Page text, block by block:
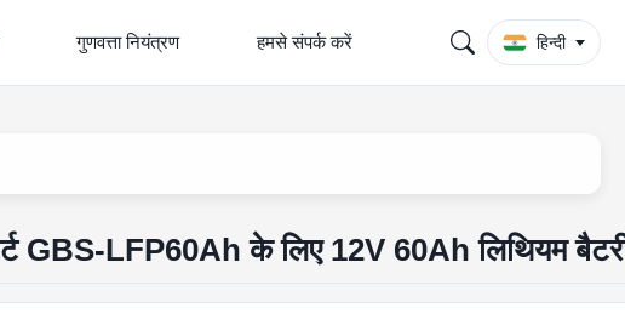
गुणवत्ता नियंत्रण हमसे संपर्क करें हिन्दी
GBS-LFP60Ah के लिए 12V 60Ah लिथियम